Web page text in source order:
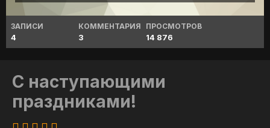
ЗАПИСИ
4
КОММЕНТАРИЯ
3
ПРОСМОТРОВ
14 876
С наступающими
праздниками!